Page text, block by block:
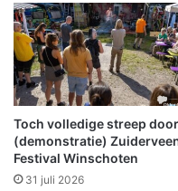
.
K
.
S
i
n
t
V
i
t
Toch volledige streep door
(demonstratie)
Festival Winschoten
31 juli 2026